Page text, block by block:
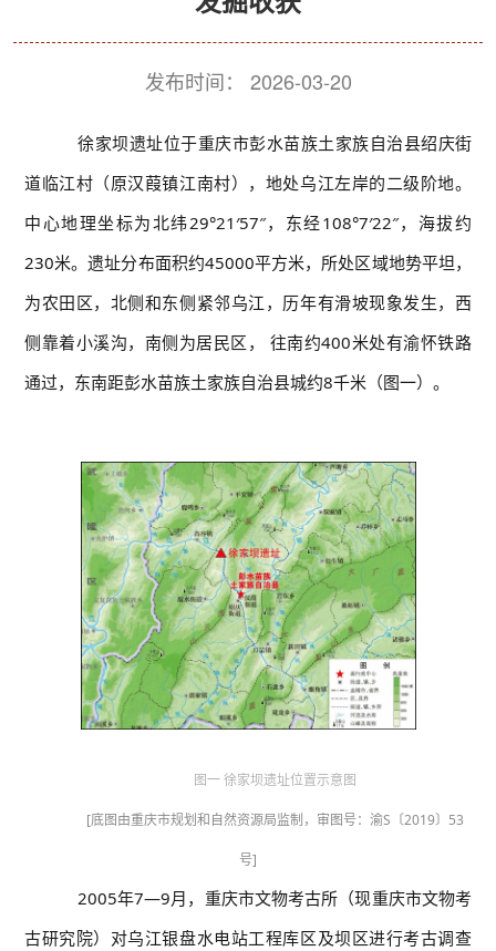
发布时间： 2026-03-20
徐家坝遗址位于重庆市彭水苗族土家族自治县绍庆街
道临江村（原汉葭镇江南村），地处乌江左岸的二级阶地。
中心地理坐标为北纬29°21′57″，东经108°7′22″，海拔约
230米。遗址分布面积约45000平方米，所处区域地势平坦，
为农田区，北侧和东侧紧邻乌江，历年有滑坡现象发生，西
侧靠着小溪沟，南侧为居民区， 往南约400米处有渝怀铁路
通过，东南距彭水苗族土家族自治县城约8千米（图一）。
图一 徐家坝遗址位置示意图
[底图由重庆市规划和自然资源局监制，审图号：渝S〔2019〕53
号]
2005年7—9月，重庆市文物考古所（现重庆市文物考
古研究院）对乌江银盘水电站工程库区及坝区进行考古调查